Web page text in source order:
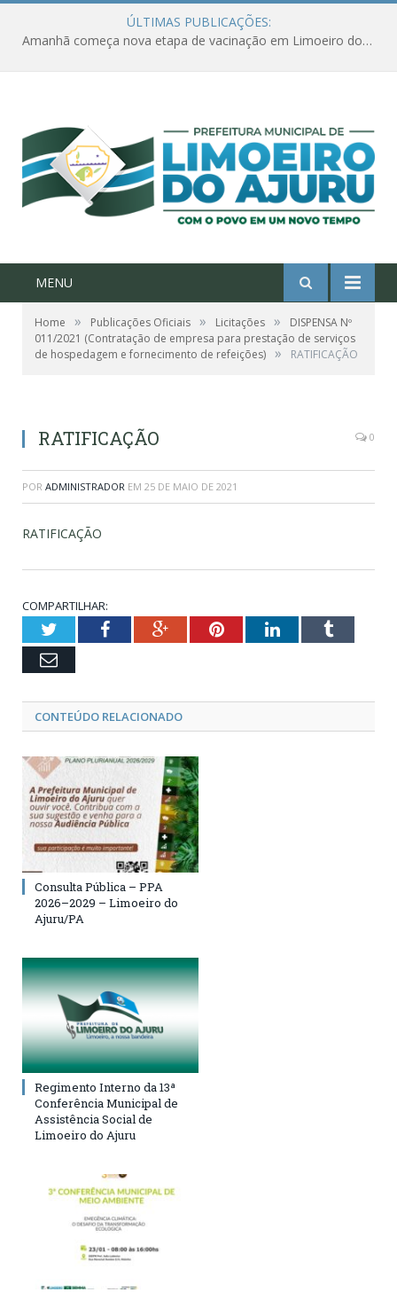
ÚLTIMAS PUBLICAÇÕES:
Amanhã começa nova etapa de vacinação em Limoeiro do Ajuru para idosos com 65 ou mais
MENU
Home » Publicações Oficiais » Licitações »
DISPENSA Nº
011/2021 (Contratação de empresa para prestação de serviços
de hospedagem e fornecimento de refeições) » RATIFICAÇÃO
RATIFICAÇÃO 0
POR ADMINISTRADOR EM 25 DE MAIO DE 2021
RATIFICAÇÃO
COMPARTILHAR:
TwitterFacebookGoogle+PinterestLinkedInTumblr
Email
CONTEÚDO RELACIONADO
Consulta Pública – PPA
2026–2029 – Limoeiro do
Ajuru/PA
Regimento Interno da 13ª
Conferência Municipal de
Assistência Social de
Limoeiro do Ajuru